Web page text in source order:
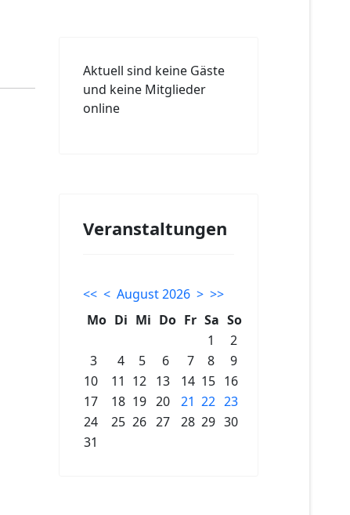
Aktuell sind keine Gäste
und keine Mitglieder
online
Veranstaltungen
<< < August 2026 > >>
Mo Di Mi Do Fr Sa So
1
2
3
4 5 6 7 8
9
10
11 12 13 14 15 16
17
18 19 20 21 22 23
24
25 26 27 28 29 30
31